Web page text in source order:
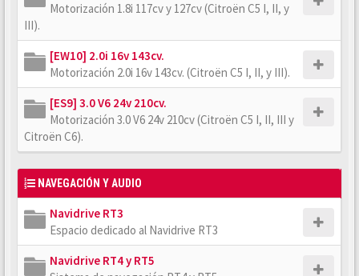
Motorización 1.8i 117cv y 127cv (Citroën C5 I, II, y
III).
[EW10] 2.0i 16v 143cv.
Motorización 2.0i 16v 143cv. (Citroën C5 I, II, y III).
[ES9] 3.0 V6 24v 210cv.
Motorización 3.0 V6 24v 210cv (Citroën C5 I, II, III y
Citroën C6).
NAVEGACIÓN Y AUDIO
Navidrive RT3
Espacio dedicado al Navidrive RT3
Navidrive RT4 y RT5